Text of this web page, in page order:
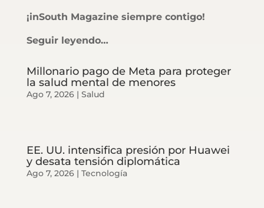
¡inSouth Magazine siempre contigo!
Seguir leyendo…
Millonario pago de Meta para proteger
la salud mental de menores
Ago 7, 2026| Salud
EE. UU. intensifica presión por Huawei
y desata tensión diplomática
Ago 7, 2026| Tecnología